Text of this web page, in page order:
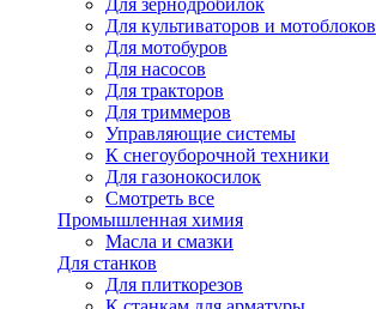
Для зернодробилок
Для культиваторов и мотоблоков
Для мотобуров
Для насосов
Для тракторов
Для триммеров
Управляющие системы
К снегоуборочной техники
Для газонокосилок
Смотреть все
Промышленная химия
Масла и смазки
Для станков
Для плиткорезов